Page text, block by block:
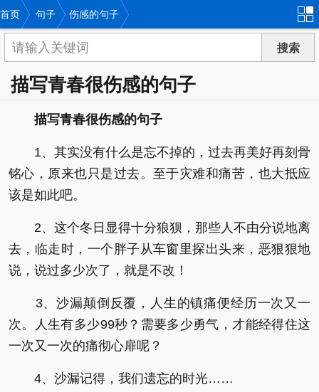
首页 句子 伤感的句子
描写青春很伤感的句子
描写青春很伤感的句子
1、其实没有什么是忘不掉的，过去再美好再刻骨
铭心，原来也只是过去。至于灾难和痛苦，也大抵应
该是如此吧。
2、这个冬日显得十分狼狈，那些人不由分说地离
去，临走时，一个胖子从车窗里探出头来，恶狠狠地
说，说过多少次了，就是不改！
3、沙漏颠倒反覆，人生的镇痛便经历一次又一
次。人生有多少99秒？需要多少勇气，才能经得住这
一次又一次的痛彻心扉呢？
4、沙漏记得，我们遗忘的时光……